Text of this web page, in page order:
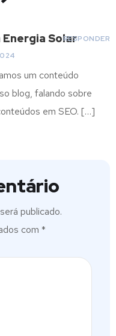
SolarRESPONDER
um conteúdo
blog, falando sobre
em SEO. […]
publicado.
com *